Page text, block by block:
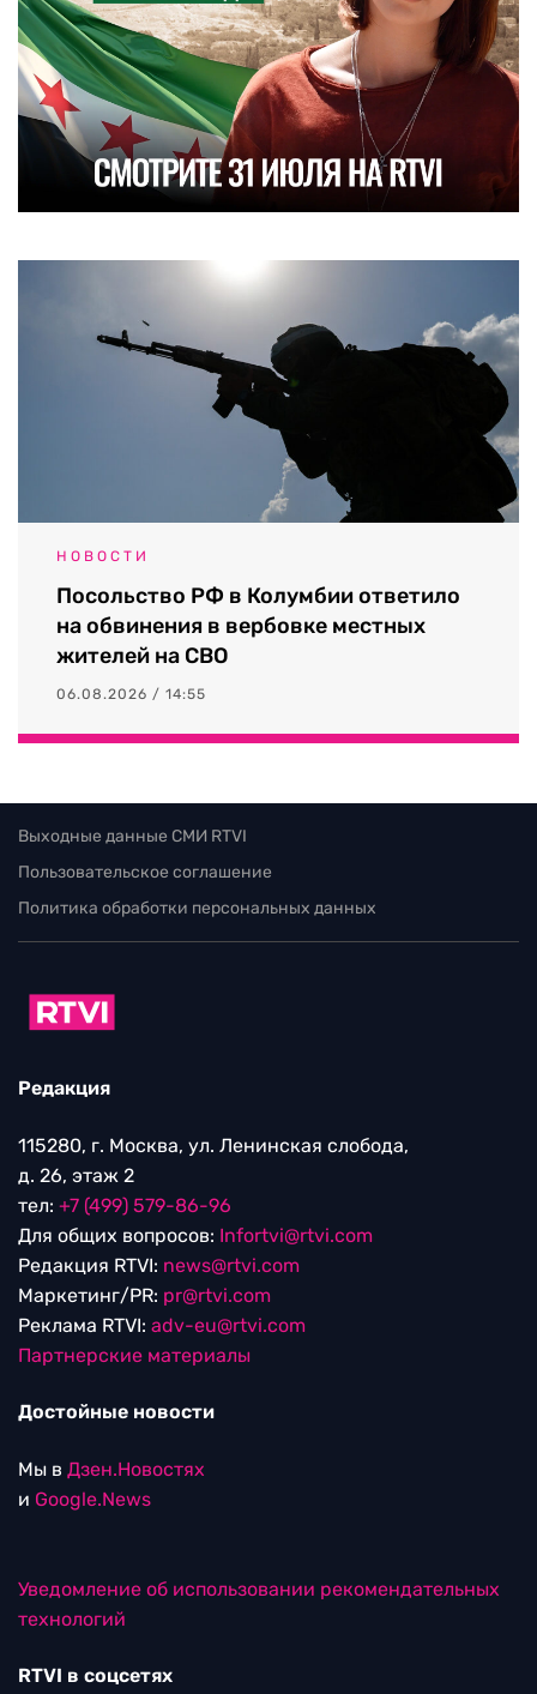
НОВОСТИ
Посольство РФ в Колумбии ответило
на обвинения в вербовке местных
жителей на СВО
06.08.2026 / 14:55
Выходные данные СМИ RTVI
Пользовательское соглашение
Политика обработки персональных данных
Редакция
115280, г. Москва, ул. Ленинская слобода,
д. 26, этаж 2
тел: +7 (499) 579-86-96
Для общих вопросов: Infortvi@rtvi.com
Редакция RTVI: news@rtvi.com
Маркетинг/PR: pr@rtvi.com
Реклама RTVI: adv-eu@rtvi.com
Партнерские материалы
Достойные новости
Мы в Дзен.Новостях
и Google.News
Уведомление об использовании рекомендательных
технологий
RTVI в соцсетях